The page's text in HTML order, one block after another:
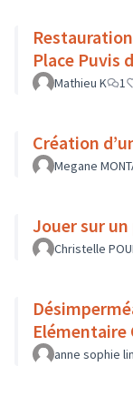
Place Puvis
Mathieu K 1
Création
Megane
Jouer sur
Christelle
Elémentaire
anne sophie